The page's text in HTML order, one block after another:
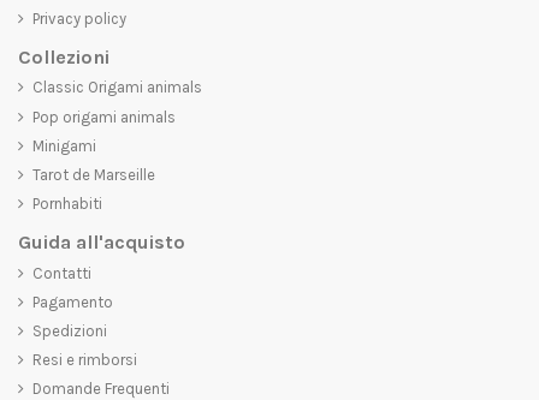
Privacy policy
Collezioni
Classic Origami animals
Pop origami animals
Minigami
Tarot de Marseille
Pornhabiti
Guida all'acquisto
Contatti
Pagamento
Spedizioni
Resi e rimborsi
Domande Frequenti